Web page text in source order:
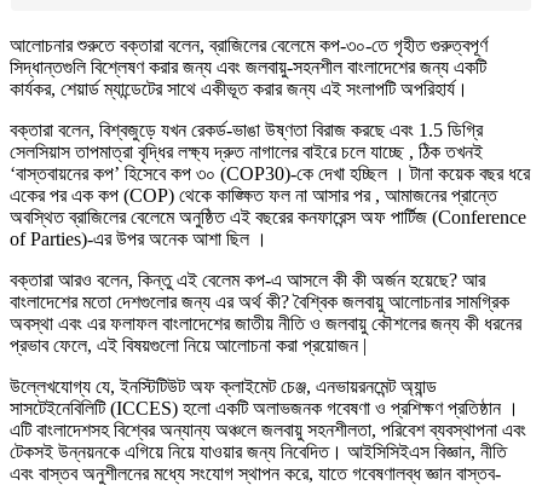
আলোচনার শুরুতে বক্তারা বলেন, ব্রাজিলের বেলেমে কপ-৩০-তে গৃহীত গুরুত্বপূর্ণ
সিদ্ধান্তগুলি বিশ্লেষণ করার জন্য এবং জলবায়ু-সহনশীল বাংলাদেশের জন্য একটি
কার্যকর, শেয়ার্ড ম্যান্ডেটের সাথে একীভূত করার জন্য এই সংলাপটি অপরিহার্য।
বক্তারা বলেন, বিশ্বজুড়ে যখন রেকর্ড-ভাঙা উষ্ণতা বিরাজ করছে এবং 1.5 ডিগ্রি
সেলসিয়াস তাপমাত্রা বৃদ্ধির লক্ষ্য দ্রুত নাগালের বাইরে চলে যাচ্ছে , ঠিক তখনই
‘বাস্তবায়নের কপ’ হিসেবে কপ ৩০ (COP30)-কে দেখা হচ্ছিল । টানা কয়েক বছর ধরে
একের পর এক কপ (COP) থেকে কাঙ্ক্ষিত ফল না আসার পর , আমাজনের প্রান্তে
অবস্থিত ব্রাজিলের বেলেমে অনুষ্ঠিত এই বছরের কনফারেন্স অফ পার্টিজ (Conference
of Parties)-এর উপর অনেক আশা ছিল ।
বক্তারা আরও বলেন, কিন্তু এই বেলেম কপ-এ আসলে কী কী অর্জন হয়েছে? আর
বাংলাদেশের মতো দেশগুলোর জন্য এর অর্থ কী? বৈশ্বিক জলবায়ু আলোচনার সামগ্রিক
অবস্থা এবং এর ফলাফল বাংলাদেশের জাতীয় নীতি ও জলবায়ু কৌশলের জন্য কী ধরনের
প্রভাব ফেলে, এই বিষয়গুলো নিয়ে আলোচনা করা প্রয়োজন |
উল্লেখযোগ্য যে, ইনস্টিটিউট অফ ক্লাইমেট চেঞ্জ, এনভায়রনমেন্ট অ্যান্ড
সাসটেইনেবিলিটি (ICCES) হলো একটি অলাভজনক গবেষণা ও প্রশিক্ষণ প্রতিষ্ঠান ।
এটি বাংলাদেশসহ বিশ্বের অন্যান্য অঞ্চলে জলবায়ু সহনশীলতা, পরিবেশ ব্যবস্থাপনা এবং
টেকসই উন্নয়নকে এগিয়ে নিয়ে যাওয়ার জন্য নিবেদিত। আইসিসিইএস বিজ্ঞান, নীতি
এবং বাস্তব অনুশীলনের মধ্যে সংযোগ স্থাপন করে, যাতে গবেষণালব্ধ জ্ঞান বাস্তব-